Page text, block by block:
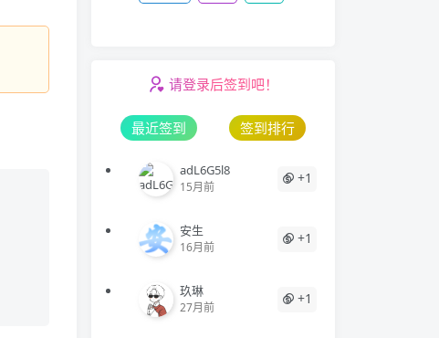
请登录后签到吧！
最近签到 签到排行
adL6G5l8
15月前
+1
安生
16月前
+1
玖琳
27月前
+1